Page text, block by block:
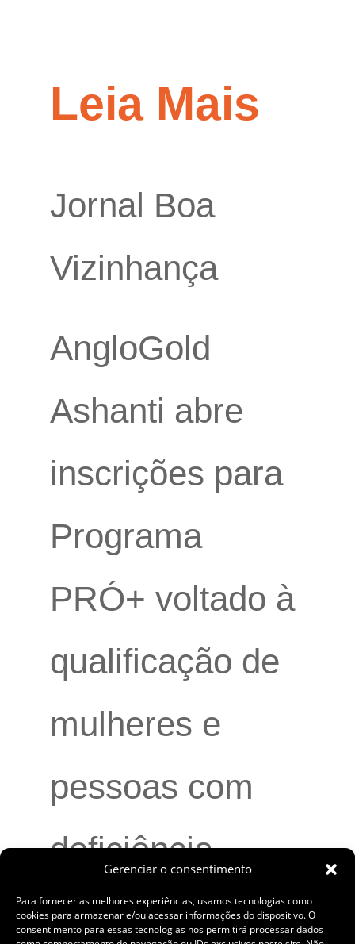
Gerenciar o consentimento
Para fornecer as melhores experiências, usamos tecnologias como
cookies para armazenar e/ou acessar informações do dispositivo. O
consentimento para essas tecnologias nos permitirá processar dados
Leia Mais
Jornal Boa
Vizinhança
AngloGold
Ashanti abre
inscrições para
Programa
PRÓ+ voltado à
qualificação de
mulheres e
pessoas com
deficiência
AngloGold